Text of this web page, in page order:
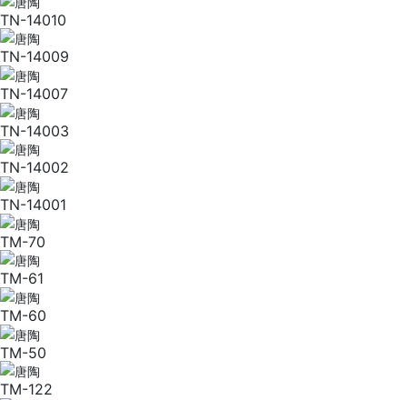
TN-14010
TN-14009
TN-14007
TN-14003
TN-14002
TN-14001
TM-70
TM-61
TM-60
TM-50
TM-122